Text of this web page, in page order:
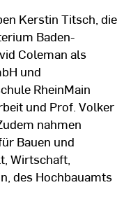
Kerstin Titsch, die
Baden-
Coleman als
und
RheinMain
und Prof. Volker
nahmen
Bauen und
Wirtschaft,
des Hochbauamts